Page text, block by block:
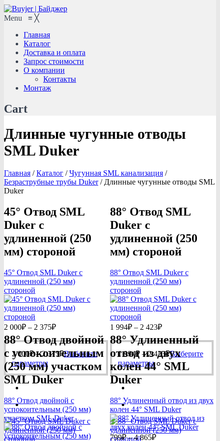
Menu ≡ ╳
Главная
Каталог
Доставка и оплата
Запрос стоимости
О компании
Контакты
Монтаж
Cart
Длинные чугунные отводы
SML Duker
Главная / Каталог / Чугунная SML канализация /
Безраструбные трубы Duker /Длинные чугунные отводы SML
Duker
45° Отвод SML
Duker с
удлиненной (250
мм) стороной
45° Отвод SML Duker с
удлиненной (250 мм)
стороной
2 000₽ – 2 375₽Диапазон
2
000₽
2
375₽
2 000₽ – 2 375₽Диапазон
2
000₽
2
375₽
Выберите
параметрыЭтот
товар
имеет
вариаций.
Опции
можно
выбрать
на
88° Отвод SML
Duker с
удлиненной (250
мм) стороной
88° Отвод SML Duker с
удлиненной (250 мм)
стороной
1 994₽ – 2 423₽Диапазон
1
994₽
–
2
1 994₽ – 2 423₽Диапазон
цен:
1
2
423₽
Выберите
параметрыЭтот
товар
вариаций.
Опции
можно
выбрать
на
88° Отвод двойной
с успокоительным
(250 мм) участком
SML Duker
88° Отвод двойной с
успокоительным (250 мм)
участком SML Duker
88° Удлиненный
отвод из двух
колен 44° SML
Duker
88° Удлиненный отвод из двух
колен 44° SML Duker
799₽ – 4 865₽Диапазон